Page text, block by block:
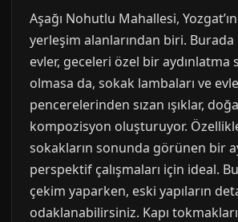
Aşağı Nohutlu Mahallesi,
yerleşim alanlarından biri.
evler, geceleri özel bir aydınlatma
olmasa da, sokak lambaları ve
pencerelerinden sızan ışıklar,
kompozisyon oluşturuyor.
sokakların sonunda görünen bir
perspektif çalışmaları için ideal.
çekim yaparken, eski yapıların
odaklanabilirsiniz. Kapı